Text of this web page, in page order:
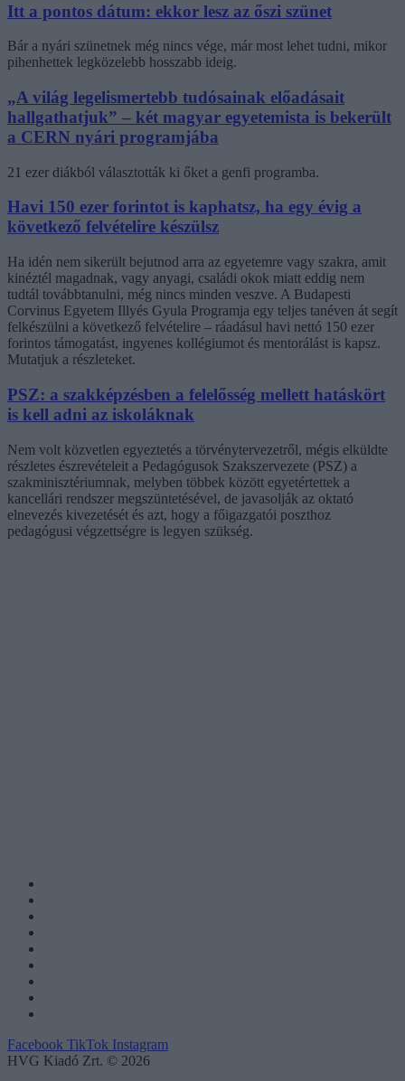
Itt a pontos dátum: ekkor lesz az őszi szünet
Bár a nyári szünetnek még nincs vége, már most lehet tudni, mikor
pihenhettek legközelebb hosszabb ideig.
„A világ legelismertebb tudósainak előadásait
hallgathatjuk” – két magyar egyetemista is bekerült
a CERN nyári programjába
21 ezer diákból választották ki őket a genfi programba.
Havi 150 ezer forintot is kaphatsz, ha egy évig a
következő felvételire készülsz
Ha idén nem sikerült bejutnod arra az egyetemre vagy szakra, amit
kinéztél magadnak, vagy anyagi, családi okok miatt eddig nem
tudtál továbbtanulni, még nincs minden veszve. A Budapesti
Corvinus Egyetem Illyés Gyula Programja egy teljes tanéven át segít
felkészülni a következő felvételire – ráadásul havi nettó 150 ezer
forintos támogatást, ingyenes kollégiumot és mentorálást is kapsz.
Mutatjuk a részleteket.
PSZ: a szakképzésben a felelősség mellett hatáskört
is kell adni az iskoláknak
Nem volt közvetlen egyeztetés a törvénytervezetről, mégis elküldte
részletes észrevételeit a Pedagógusok Szakszervezete (PSZ) a
szakminisztériumnak, melyben többek között egyetértettek a
kancellári rendszer megszüntetésével, de javasolják az oktató
elnevezés kivezetését és azt, hogy a főigazgatói poszthoz
pedagógusi végzettségre is legyen szükség.
Facebook TikTok Instagram
HVG Kiadó Zrt. © 2026